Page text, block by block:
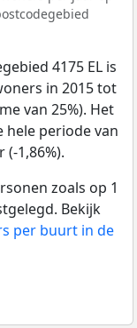
4175 EL is
in 2015 tot
van 25%). Het
hele periode van
1,86%).
zoals op 1
Bekijk
per buurt in de